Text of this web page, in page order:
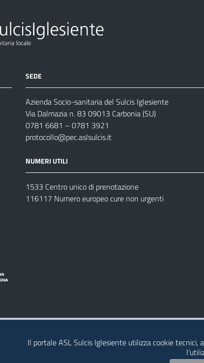
SEDE
Azienda Socio-sanitaria del Sulcis Iglesiente
Via Dalmazia n. 83 09013 Carbonia (SU)
0781 6681 – 0781 3921
protocollo@pec.aslsulcis.it
NUMERI UTILI
1533 Centro unico di prenotazione
116117 Numero europeo cure non urgenti
Il portale ASL Sulcis Iglesiente utilizza cookie